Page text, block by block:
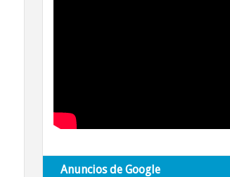
Anuncios de Google